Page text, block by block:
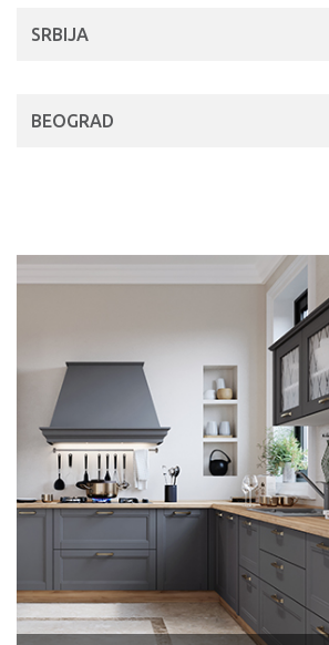
SRBIJA
BEOGRAD